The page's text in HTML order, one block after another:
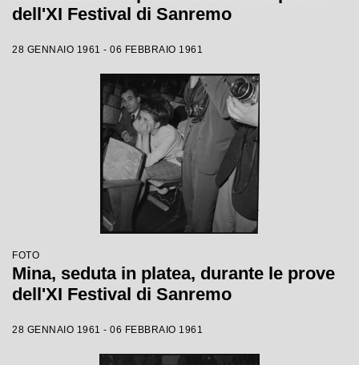
dell'XI Festival di Sanremo
28 GENNAIO 1961 - 06 FEBBRAIO 1961
FOTO
Mina, seduta in platea, durante le prove
dell'XI Festival di Sanremo
28 GENNAIO 1961 - 06 FEBBRAIO 1961